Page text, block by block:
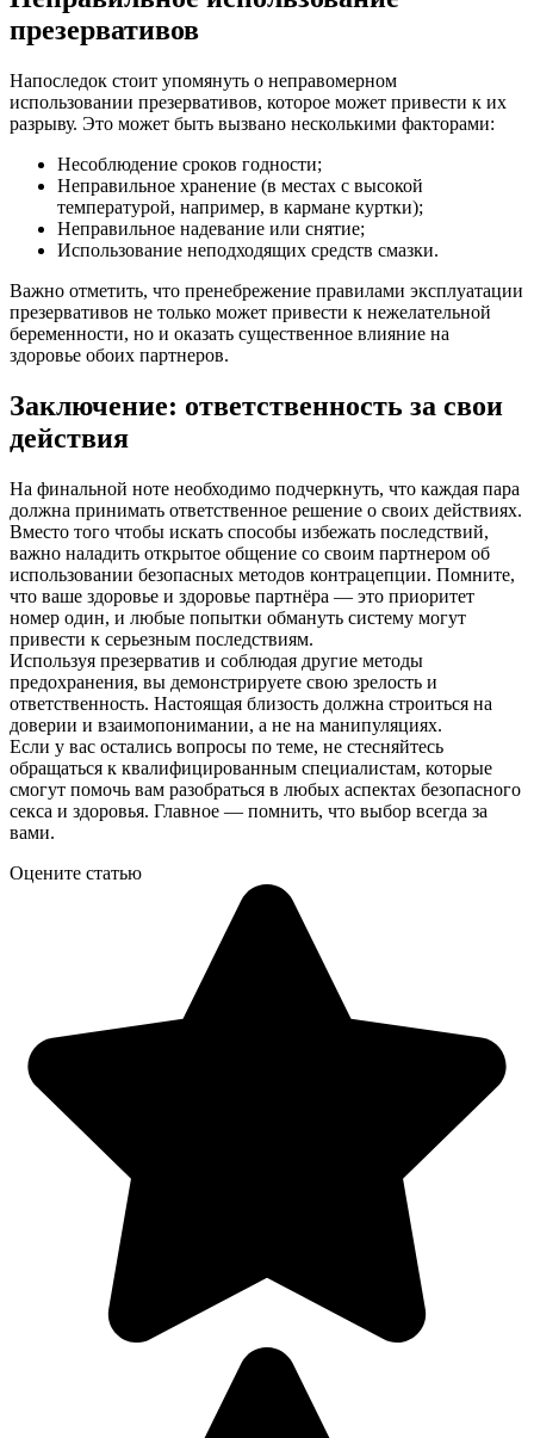
презервативов
Напоследок стоит упомянуть о неправомерном
использовании презервативов, которое может привести к их
разрыву. Это может быть вызвано несколькими факторами:
Несоблюдение сроков годности;
Неправильное хранение (в местах с высокой
температурой, например, в кармане куртки);
Неправильное надевание или снятие;
Использование неподходящих средств смазки.
Важно отметить, что пренебрежение правилами эксплуатации
презервативов не только может привести к нежелательной
беременности, но и оказать существенное влияние на
здоровье обоих партнеров.
Заключение: ответственность за свои
действия
На финальной ноте необходимо подчеркнуть, что каждая пара
должна принимать ответственное решение о своих действиях.
Вместо того чтобы искать способы избежать последствий,
важно наладить открытое общение со своим партнером об
использовании безопасных методов контрацепции. Помните,
что ваше здоровье и здоровье партнёра — это приоритет
номер один, и любые попытки обмануть систему могут
привести к серьезным последствиям.
Используя презерватив и соблюдая другие методы
предохранения, вы демонстрируете свою зрелость и
ответственность. Настоящая близость должна строиться на
доверии и взаимопонимании, а не на манипуляциях.
Если у вас остались вопросы по теме, не стесняйтесь
обращаться к квалифицированным специалистам, которые
смогут помочь вам разобраться в любых аспектах безопасного
секса и здоровья. Главное — помнить, что выбор всегда за
вами.
Оцените статью